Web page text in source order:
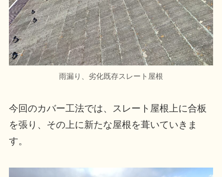
雨漏り、劣化既存スレート屋根
今回のカバー工法では、スレート屋根上に合板
を張り、その上に新たな屋根を葺いていきま
す。